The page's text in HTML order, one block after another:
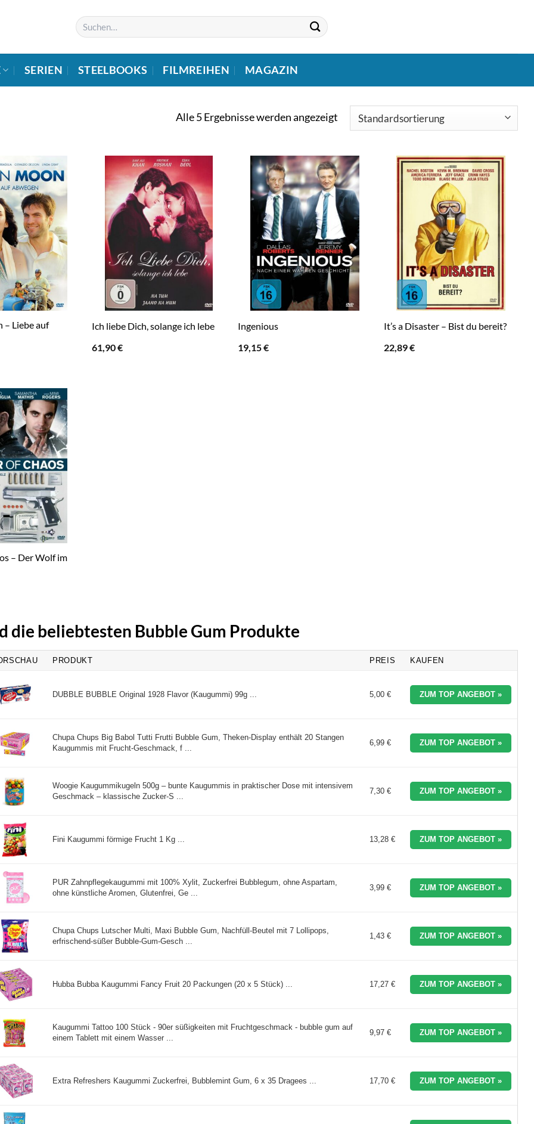
Suchen
nach:
SERIEN STEELBOOKS FILMREIHEN MAGAZIN
Alle 5 Ergebnisse werden angezeigt
– Liebe auf
Ich liebe Dich, solange ich lebe
61,90€
Ingenious
19,15€
It’s a Disaster – Bist du bereit?
22,89€
– Der Wolf im
die beliebtesten Bubble Gum Produkte
PRODUKT PREIS KAUFEN
DUBBLE BUBBLE Original 1928 Flavor (Kaugummi) 99g ... 5,00 € ZUM TOP ANGEBOT »
Chupa Chups Big Babol Tutti Frutti Bubble Gum, Theken-Display enthält 20 Stangen
Kaugummis mit Frucht-Geschmack, f ...
6,99 € ZUM TOP ANGEBOT »
Woogie Kaugummikugeln 500g – bunte Kaugummis in praktischer Dose mit intensivem
Geschmack – klassische Zucker-S ...
7,30 € ZUM TOP ANGEBOT »
Fini Kaugummi förmige Frucht 1 Kg ... 13,28 € ZUM TOP ANGEBOT »
PUR Zahnpflegekaugummi mit 100% Xylit, Zuckerfrei Bubblegum, ohne Aspartam,
ohne künstliche Aromen, Glutenfrei, Ge ...
3,99 € ZUM TOP ANGEBOT »
Chupa Chups Lutscher Multi, Maxi Bubble Gum, Nachfüll-Beutel mit 7 Lollipops,
erfrischend-süßer Bubble-Gum-Gesch ...
1,43 € ZUM TOP ANGEBOT »
Hubba Bubba Kaugummi Fancy Fruit 20 Packungen (20 x 5 Stück) ... 17,27 € ZUM TOP ANGEBOT »
Kaugummi Tattoo 100 Stück - 90er süßigkeiten mit Fruchtgeschmack - bubble gum auf
einem Tablett mit einem Wasser ...
9,97 € ZUM TOP ANGEBOT »
Extra Refreshers Kaugummi Zuckerfrei, Bubblemint Gum, 6 x 35 Dragees ... 17,70 € ZUM TOP ANGEBOT »